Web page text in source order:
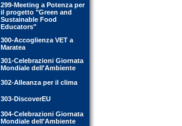
299-Meeting a Potenza per
il progetto "Green and
Sustainable Food
Educators"
300-Accoglienza VET a
Maratea
301-Celebrazioni Giornata
Mondiale dell'Ambiente
302-Alleanza per il clima
303-DiscoverEU
304-Celebrazioni Giornata
Mondiale dell'Ambiente